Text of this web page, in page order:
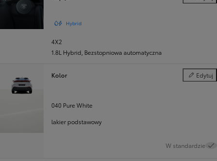
Napęd
Hybrid
4X2
1.8L Hybrid Bezstopniowa automatyczna
Kolor Edytuj
Kolor
040 Pure White
lakier podstawowy
W standardzie